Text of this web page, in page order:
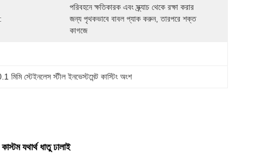
পরিবহনে ক্ষতিকারক এবং স্ক্র্যাচ থেকে রক্ষা করার
জন্য পৃথকভাবে বাবল প্যাক করুন, তারপরে শক্ত
কাগজে
মিমি স্টেইনলেস স্টীল ইনভেস্টমেন্ট কাস্টিং অংশ
যথার্থ ধাতু ঢালাই